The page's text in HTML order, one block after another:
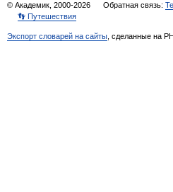
© Академик, 2000-2026 Обратная связь:
👣 Путешествия
Экспорт словарей на сайты , сделанные на